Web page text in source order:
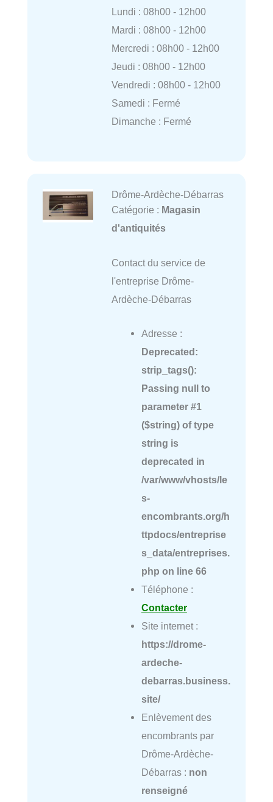
Lundi : 08h00 - 12h00
Mardi : 08h00 - 12h00
Mercredi : 08h00 - 12h00
Jeudi : 08h00 - 12h00
Vendredi : 08h00 - 12h00
Samedi : Fermé
Dimanche : Fermé
Drôme-Ardèche-Débarras
Catégorie : Magasin
d'antiquités
Contact du service de
l'entreprise Drôme-
Ardèche-Débarras
Adresse :
Deprecated:
strip_tags():
Passing null to
parameter #1
($string) of type
string is
deprecated in
/var/www/vhosts/le
s-
encombrants.org/h
ttpdocs/entreprise
s_data/entreprises.
php on line 66
Téléphone :
Contacter
Site internet :
https://drome-
ardeche-
debarras.business.
site/
Enlèvement des
encombrants par
Drôme-Ardèche-
Débarras : non
renseigné